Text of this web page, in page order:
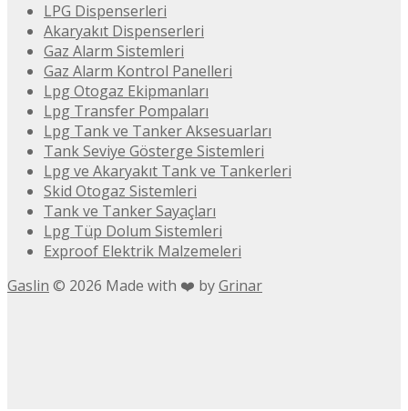
LPG Dispenserleri
Akaryakıt Dispenserleri
Gaz Alarm Sistemleri
Gaz Alarm Kontrol Panelleri
Lpg Otogaz Ekipmanları
Lpg Transfer Pompaları
Lpg Tank ve Tanker Aksesuarları
Tank Seviye Gösterge Sistemleri
Lpg ve Akaryakıt Tank ve Tankerleri
Skid Otogaz Sistemleri
Tank ve Tanker Sayaçları
Lpg Tüp Dolum Sistemleri
Exproof Elektrik Malzemeleri
Gaslin © 2026 Made with ❤️ byGrinar